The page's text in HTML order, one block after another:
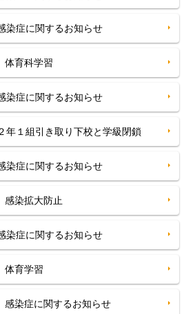
症に関するお知らせ
育科学習
症に関するお知らせ
１組引き取り下校と学級閉鎖
症に関するお知らせ
染拡大防止
症に関するお知らせ
体育学習
染症に関するお知らせ